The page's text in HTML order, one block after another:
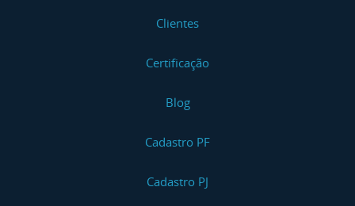
Clientes
Certificação
Blog
Cadastro PF
Cadastro PJ